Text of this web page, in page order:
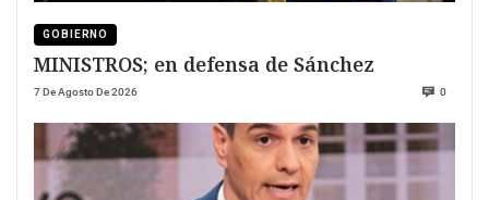
GOBIERNO
MINISTROS; en defensa de Sánchez
7 De Agosto De 2026 0